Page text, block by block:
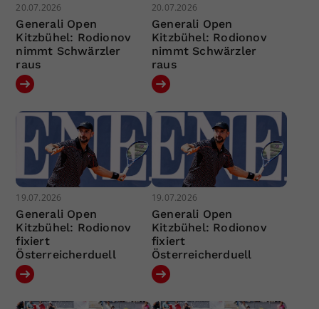
20.07.2026
Generali Open
Kitzbühel: Rodionov
nimmt Schwärzler
raus
20.07.2026
Generali Open
Kitzbühel: Rodionov
nimmt Schwärzler
raus
19.07.2026
Generali Open
Kitzbühel: Rodionov
fixiert
Österreicherduell
19.07.2026
Generali Open
Kitzbühel: Rodionov
fixiert
Österreicherduell